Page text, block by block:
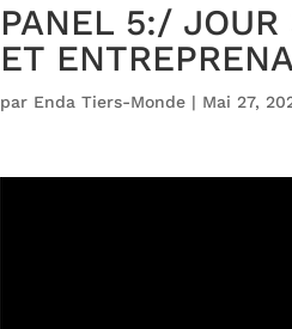
PANEL 5:/
ET
par Enda Tiers-Monde | Mai 27,